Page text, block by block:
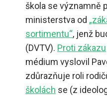
škola se významně
ministerstva od
sortimentu“, jenž
(DVTV). Proti zákazu
médium vyslovil
zdůrazňuje roli
školách se (z